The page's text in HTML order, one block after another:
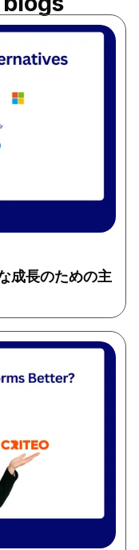
成長のための主